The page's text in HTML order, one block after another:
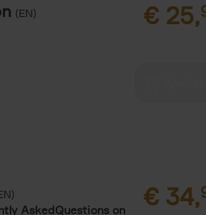
(EN) € 25,
AskedQuestions on
€ 34,